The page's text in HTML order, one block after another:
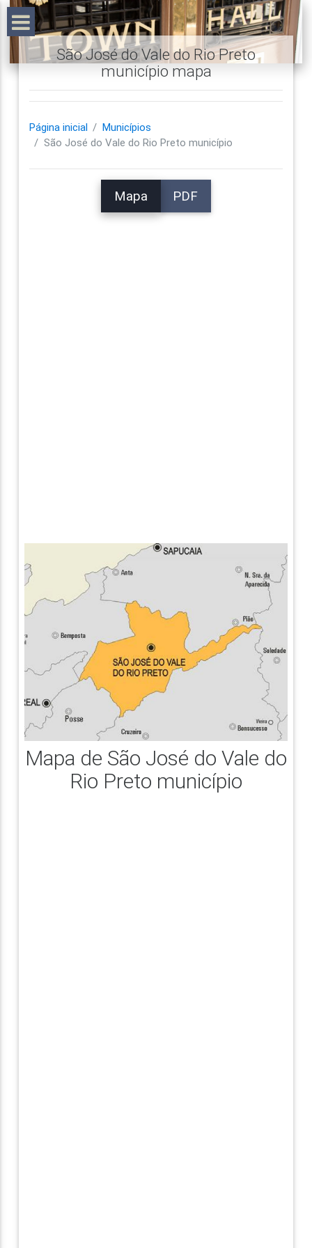
São José do Vale do Rio Preto
município mapa
Página inicial
Municípios
São José do Vale do Rio Preto município
Mapa PDF
Mapa de São José do Vale do
Rio Preto município